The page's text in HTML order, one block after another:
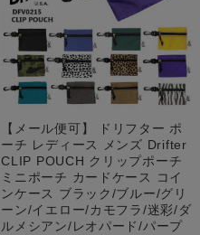
【メール便可】 ドリフター ポ
ーチ レディース メンズ Drifter
CLIP POUCH クリップポーチ
ミニポーチ カードケース コイ
ンケース ブラック/ブルー/グリ
ーン/イエロー/カモフラ/迷彩/ダ
ルメシアン/レオパード/パープ